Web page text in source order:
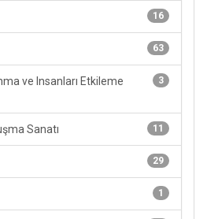
16
63
3
ve Insanları Etkileme
11
Sanatı
29
1